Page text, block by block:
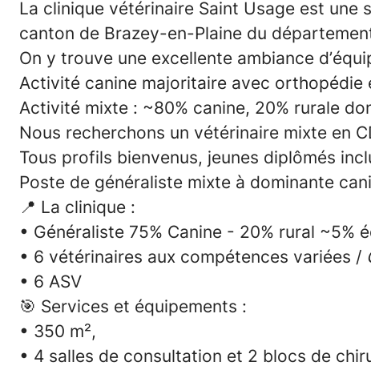
La clinique vétérinaire Saint Usage est une
canton de Brazey-en-Plaine du
On y trouve une excellente ambiance
Activité canine majoritaire avec orthopédie
Activité mixte : ~80% canine, 20% rurale
Nous recherchons un vétérinaire mixte en
Tous profils bienvenus, jeunes diplômés
Poste de généraliste mixte à dominante
📍 La clinique :
• Généraliste 75% Canine - 20% rural ~5%
• 6 vétérinaires aux compétences variées /
• 6 ASV
🎯 Services et équipements :
• 350 m²,
• 4 salles de consultation et 2 blocs de